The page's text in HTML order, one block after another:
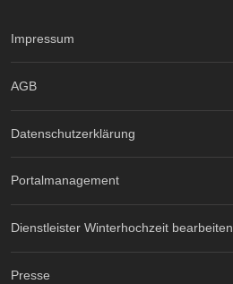
Impressum
AGB
Datenschutzerklärung
Portalmanagement
Dienstleister Winterhochzeit bearbeiten
Presse